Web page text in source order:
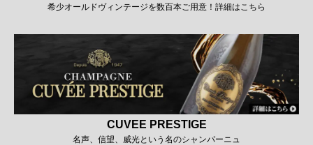
希少オールドヴィンテージを数百本ご用意！詳細はこちら
CUVEE PRESTIGE
名声、信望、威光という名のシャンパーニュ